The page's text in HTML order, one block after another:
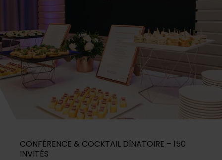
CONFÉRENCE & COCKTAIL DÎNATOIRE – 150
INVITÉS